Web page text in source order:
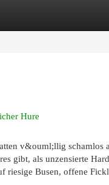
Hure
v&ouml;llig schamlos
gibt, als unzensierte
riesige Busen, offene